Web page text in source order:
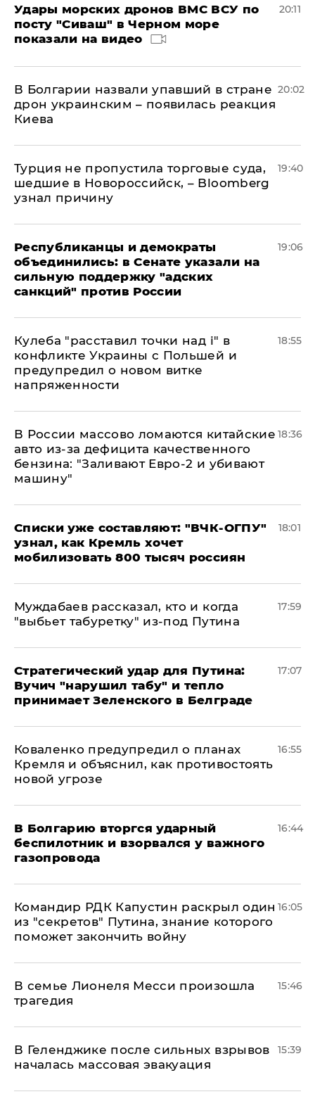
Удары морских дронов ВМС ВСУ по
посту "Сиваш" в Черном море
показали на видео
20:11
В Болгарии назвали упавший в стране
дрон украинским – появилась реакция
Киева
20:02
Турция не пропустила торговые суда,
шедшие в Новороссийск, – Bloomberg
узнал причину
19:40
Республиканцы и демократы
объединились: в Сенате указали на
сильную поддержку "адских
санкций" против России
19:06
Кулеба "расставил точки над і" в
конфликте Украины с Польшей и
предупредил о новом витке
напряженности
18:55
В России массово ломаются китайские
авто из-за дефицита качественного
бензина: "Заливают Евро-2 и убивают
машину"
18:36
Списки уже составляют: "ВЧК-ОГПУ"
узнал, как Кремль хочет
мобилизовать 800 тысяч россиян
18:01
Муждабаев рассказал, кто и когда
"выбьет табуретку" из-под Путина
17:59
Стратегический удар для Путина:
Вучич "нарушил табу" и тепло
принимает Зеленского в Белграде
17:07
Коваленко предупредил о планах
Кремля и объяснил, как противостоять
новой угрозе
16:55
В Болгарию вторгся ударный
беспилотник и взорвался у важного
газопровода
16:44
Командир РДК Капустин раскрыл один
из "секретов" Путина, знание которого
поможет закончить войну
16:05
В семье Лионеля Месси произошла
трагедия
15:46
В Геленджике после сильных взрывов
началась массовая эвакуация
15:39